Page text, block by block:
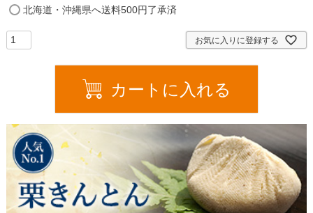
(
北海道・沖縄県へ送料500円了承済
お気に入りに登録する
カートに入れる